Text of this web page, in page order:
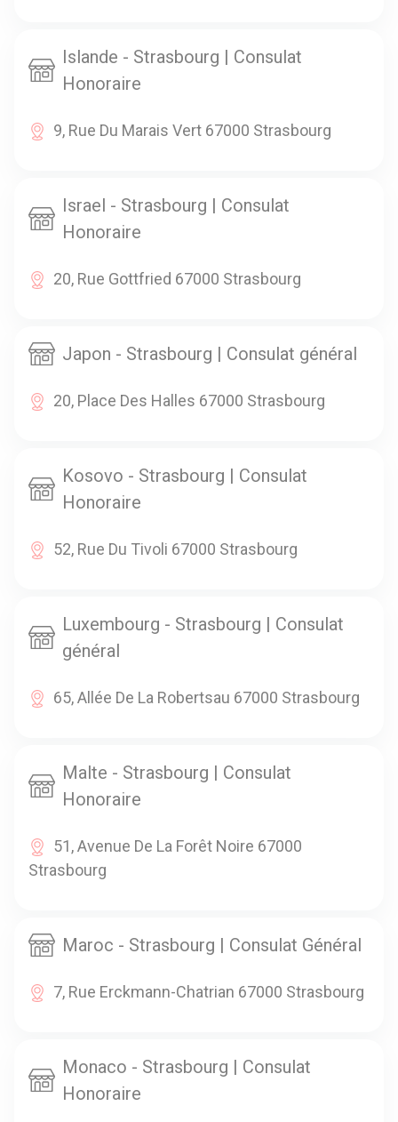
Islande - Strasbourg | Consulat
Honoraire
9, Rue Du Marais Vert 67000 Strasbourg
Israel - Strasbourg | Consulat
Honoraire
20, Rue Gottfried 67000 Strasbourg
Japon - Strasbourg | Consulat général
20, Place Des Halles 67000 Strasbourg
Kosovo - Strasbourg | Consulat
Honoraire
52, Rue Du Tivoli 67000 Strasbourg
Luxembourg - Strasbourg | Consulat
général
65, Allée De La Robertsau 67000 Strasbourg
Malte - Strasbourg | Consulat
Honoraire
51, Avenue De La Forêt Noire 67000
Strasbourg
Maroc - Strasbourg | Consulat Général
7, Rue Erckmann-Chatrian 67000 Strasbourg
Monaco - Strasbourg | Consulat
Honoraire